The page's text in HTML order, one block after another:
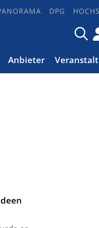
DPG
Anbieter